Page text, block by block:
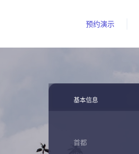
预约演示
基本信息
首都